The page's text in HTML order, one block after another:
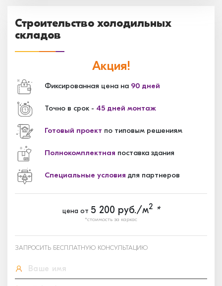
Строительство холодильных
складов
Акция!
Фиксированная цена на 90 дней
Точно в срок - 45 дней монтаж
Готовый проект по типовым решениям
Полнокомплектная поставка здания
Специальные условия для партнеров
цена от 5 200 руб./м2 *
*стоимость за каркас
ЗАПРОСИТЬ БЕСПЛАТНУЮ КОНСУЛЬТАЦИЮ